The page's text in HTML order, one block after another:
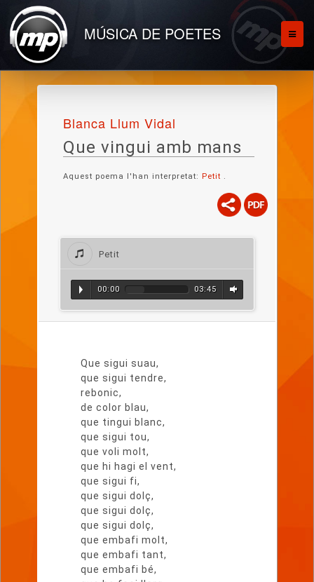
MÚSICA DE POETES
Blanca Llum Vidal
Que vingui amb mans
Aquest poema l'han interpretat:Petit .
Petit
00:00 03:45
Que sigui suau,
que sigui tendre,
rebonic,
de color blau,
que tingui blanc,
que sigui tou,
que voli molt,
que hi hagi el vent,
que sigui fi,
que sigui dolç,
que sigui dolç,
que sigui dolç,
que embafi molt,
que embafi tant,
que embafi bé,